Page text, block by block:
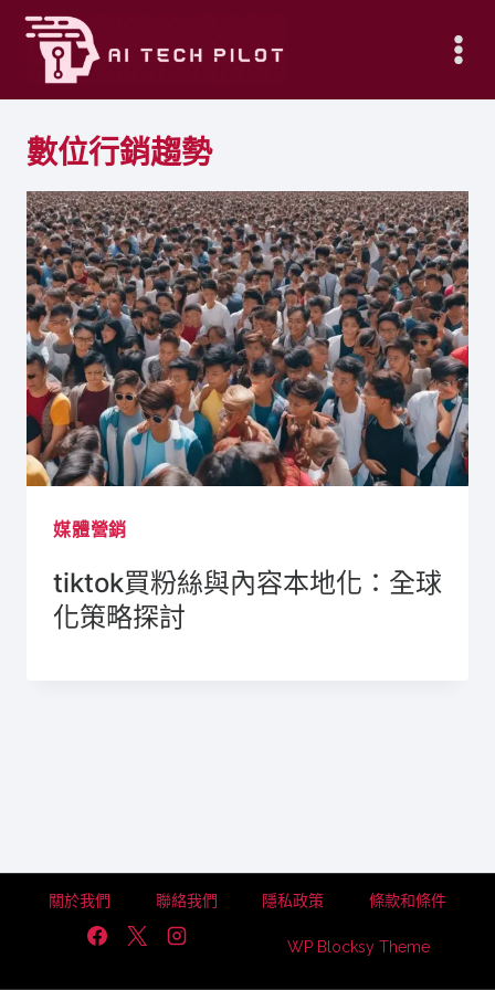
Skip
content
數位行銷趨勢
媒體營銷
tiktok買粉絲與內容本地化：全球
化策略探討
關於我們 聯絡我們 隱私政策 條款和條件
WP Blocksy Theme